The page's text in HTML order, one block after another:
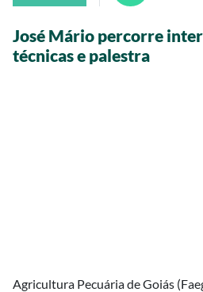
José Mário percorre
técnicas e palestra
Agricultura Pecuária de Goiás